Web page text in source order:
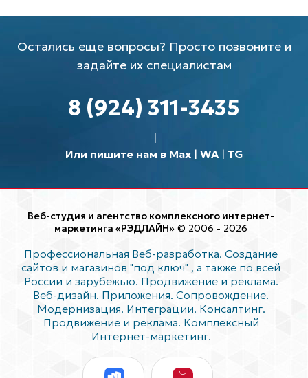
Остались еще вопросы? Просто позвоните и
задайте их специалистам
8 (924) 311-3435
Или пишите нам в Max| WA| TG
Веб-студия и агентство комплексного интернет-
маркетинга «РЭДЛАЙН» © 2006 - 2026
Профессиональная Веб-разработка. Создание
сайтов и магазинов "под ключ" , а также по всей
России и зарубежью. Продвижение и реклама.
Веб-дизайн. Приложения. Сопровождение.
Модернизация. Интеграции. Консалтинг.
Продвижение и реклама. Комплексный
Интернет-маркетинг.